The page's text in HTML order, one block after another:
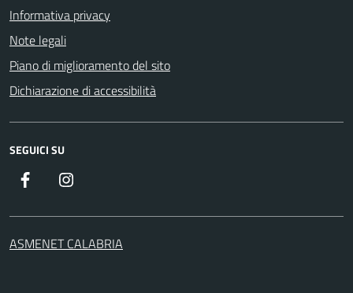
Informativa privacy
Note legali
Piano di miglioramento del sito
Dichiarazione di accessibilità
SEGUICI SU
Facebook
ASMENET CALABRIA